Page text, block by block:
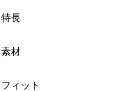
絞り込み
特長
絞り込み
素材
絞り込み
フィット